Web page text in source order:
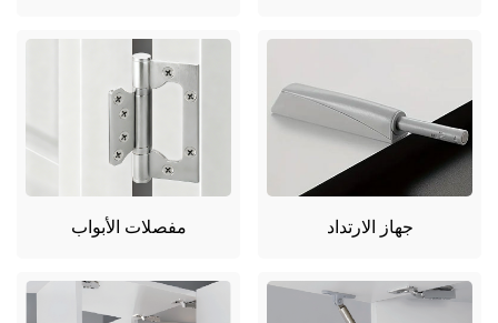
مفصلات الأبواب جهاز الارتداد